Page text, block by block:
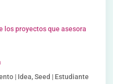
los proyectos que asesora
| Idea, Seed | Estudiante